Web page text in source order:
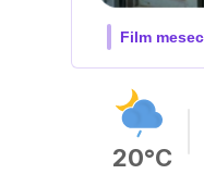
V živo na
20°C